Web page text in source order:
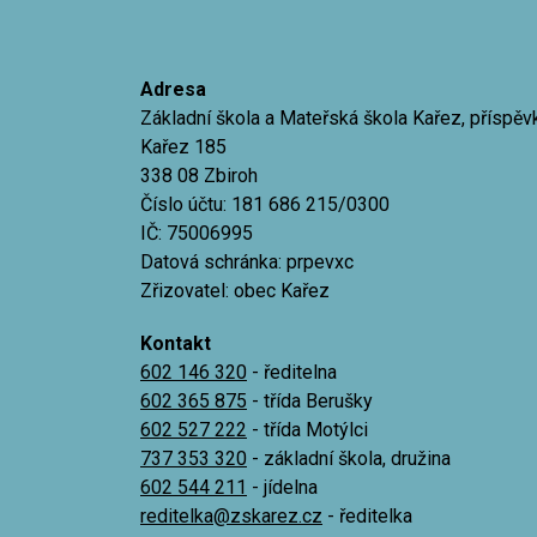
Adresa
Základní škola a Mateřská škola Kařez,
Kařez 185
338 08 Zbiroh
Číslo účtu: 181 686 215/0300
IČ: 75006995
Datová schránka: prpevxc
Zřizovatel: obec Kařez
Kontakt
602 146 320 - ředitelna
602 365 875 - třída Berušky
602 527 222 - třída Motýlci
737 353 320 - základní škola, družina
602 544 211 - jídelna
reditelka@zskarez.cz - ředitelka